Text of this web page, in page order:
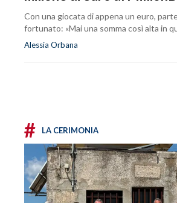
Con una giocata di appena un euro,
fortunato: «Mai una somma così alta in
Alessia Orbana
# LA CERIMONIA